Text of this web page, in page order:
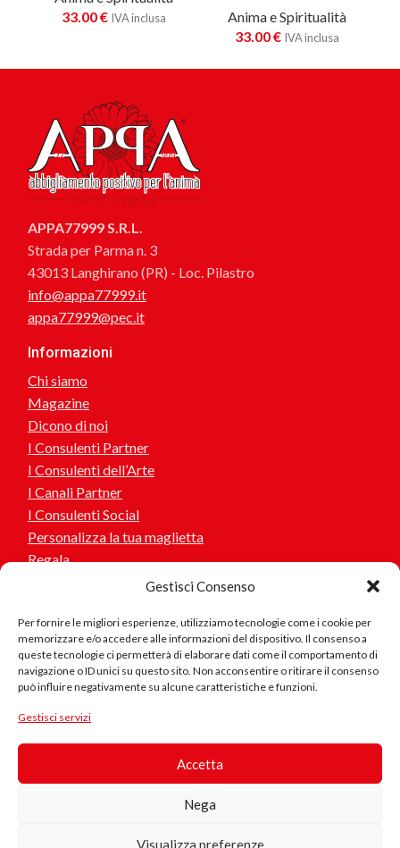
Gestisci Consenso
Per fornire le migliori esperienze, utilizziamo tecnologie come i cookie per
memorizzare e/o accedere alle informazioni del dispositivo. Il consenso a
queste tecnologie ci permetterà di elaborare dati come il comportamento di
navigazione o ID unici su questo sito. Non acconsentire o ritirare il consenso
può influire negativamente su alcune caratteristiche e funzioni.
Gestisci servizi
Accetta
Nega
Visualizza preferenze
33.00€ IVA inclusa
Anima e Spiritualità
33.00€ IVA inclusa
APPA77999 S.R.L.
Strada per Parma n. 3
43013 Langhirano (PR) - Loc. Pilastro
info@appa77999.it
appa77999@pec.it
Informazioni
Chi siamo
Magazine
Dicono di noi
I Consulenti Partner
I Consulenti dell’Arte
I Canali Partner
I Consulenti Social
Personalizza la tua maglietta
Regala
Aiuto
Contattaci
Sei interessato a collaborare o suggerirci idee? scrivici!
Biologico
Questo
prodotto è